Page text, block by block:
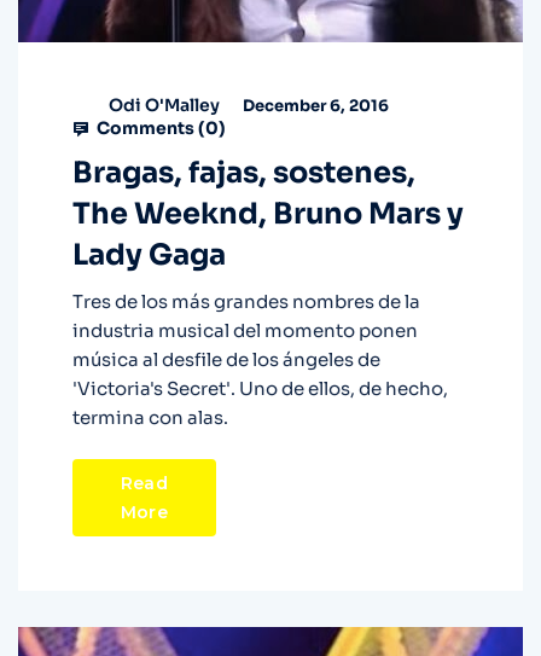
Odi O'Malley December 6, 2016
Comments (0)
Bragas, fajas, sostenes,
The Weeknd, Bruno Mars y
Lady Gaga
Tres de los más grandes nombres de la
industria musical del momento ponen
música al desfile de los ángeles de
'Victoria's Secret'. Uno de ellos, de hecho,
termina con alas.
Read
More